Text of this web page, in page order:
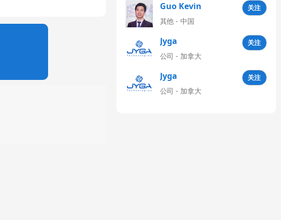
Guo Kevin 关注
其他 - 中国
Jyga
Technologies
关注
公司 - 加拿大
Jyga
Technologies
关注
公司 - 加拿大